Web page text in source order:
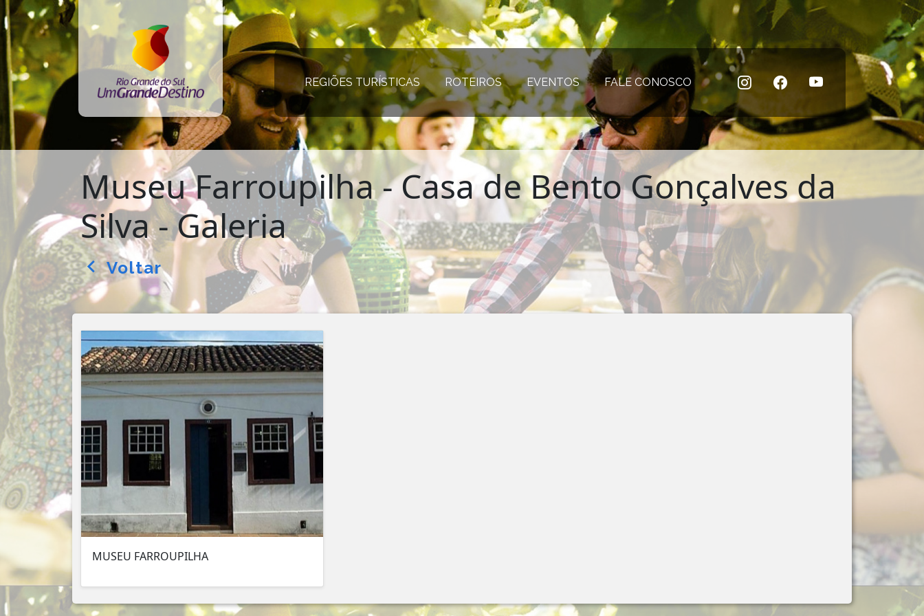
REGIÕES TURÍSTICAS(página atual)
ROTEIROS(página atual)
EVENTOS(página atual)
FALE CONOSCO (página atual)
Museu Farroupilha - Casa de Bento Gonçalves da
Silva - Galeria
arrow_back_ios Voltar
MUSEU FARROUPILHA